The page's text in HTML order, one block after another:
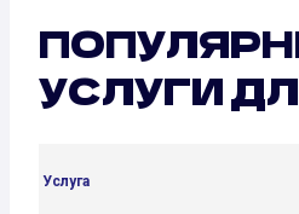
УСЛУГИ
Услуга